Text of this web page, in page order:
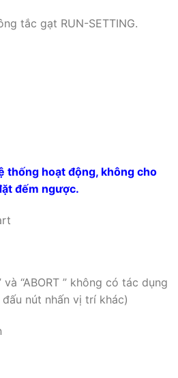
tắc gạt RUN-SETTING.
thống hoạt động, không cho